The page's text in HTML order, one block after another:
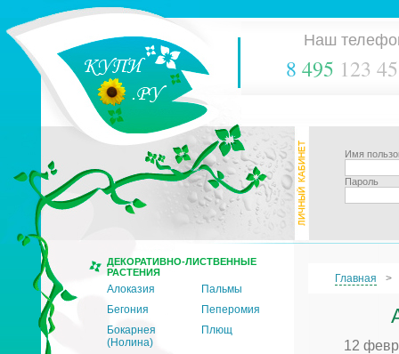
Наш
8 495 123
Имя
Пароль
ДЕКОРАТИВНО-ЛИСТВЕННЫЕ
РАСТЕНИЯ
Алоказия
Пальмы
Бегония
Пеперомия
Бокарнея
(Нолина)
Плющ
Главная
12